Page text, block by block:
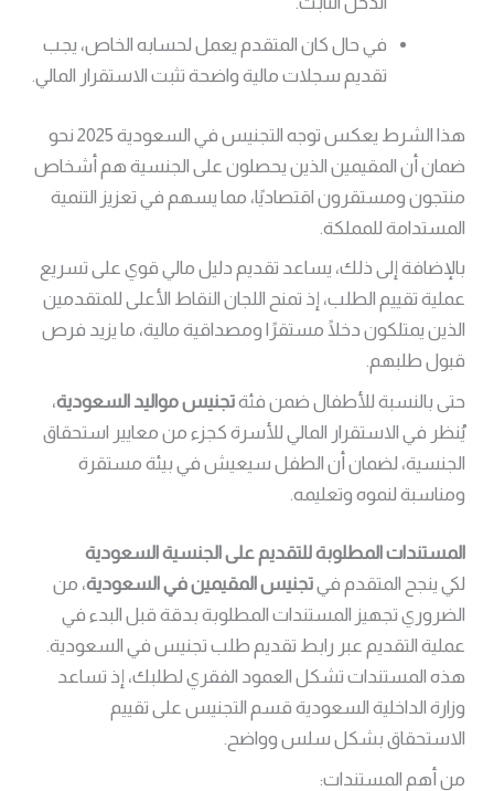
في حال كان المتقدم يعمل لحسابه الخاص، يجب
تقديم سجلات مالية واضحة تثبت الاستقرار المالي.
هذا الشرط يعكس توجه التجنيس في السعودية 2025 نحو
ضمان أن المقيمين الذين يحصلون على الجنسية هم أشخاص
منتجون ومستقرون اقتصاديًا، مما يسهم في تعزيز التنمية
المستدامة للمملكة.
بالإضافة إلى ذلك، يساعد تقديم دليل مالي قوي على تسريع
عملية تقييم الطلب، إذ تمنح اللجان النقاط الأعلى للمتقدمين
الذين يمتلكون دخلًا مستقرًا ومصداقية مالية، ما يزيد فرص
قبول طلبهم.
حتى بالنسبة للأطفال ضمن فئةتجنيس مواليد السعودية،
يُنظر في الاستقرار المالي للأسرة كجزء من معايير استحقاق
الجنسية، لضمان أن الطفل سيعيش في بيئة مستقرة
ومناسبة لنموه وتعليمه.
المستندات المطلوبة للتقديم على الجنسية السعودية
لكي ينجح المتقدم فيتجنيس المقيمين في السعودية، من
الضروري تجهيز المستندات المطلوبة بدقة قبل البدء في
عملية التقديم عبر رابط تقديم طلب تجنيس في السعودية.
هذه المستندات تشكل العمود الفقري لطلبك، إذ تساعد
وزارة الداخلية السعودية قسم التجنيس على تقييم
الاستحقاق بشكل سلس وواضح.
من أهم المستندات: